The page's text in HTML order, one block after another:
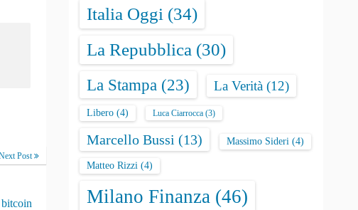
Post
Italia Oggi (34)
La Repubblica (30)
La Stampa (23) La Verità (12)
Libero (4) Luca Ciarrocca (3)
Marcello Bussi (13) Massimo Sideri (4)
Matteo Rizzi (4)
Milano Finanza (46)